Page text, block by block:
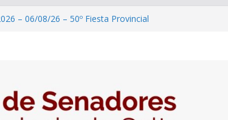
– 06/08/26 – 50º Fiesta Provincial
del Dr. Víctor Alfredo Frías
– 06/08/26 – 82° Edición de la Expo